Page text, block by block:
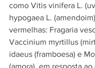
como Vitis vinifera L.
hypogaea L.
vermelhas: Fragaria
Vaccinium myrtillus
idaeus (framboesa) e
(amora), em resposta ao